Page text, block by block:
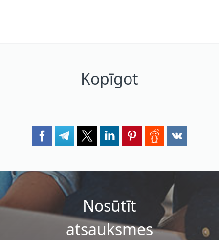
Kopīgot
Nosūtīt
atsauksmes